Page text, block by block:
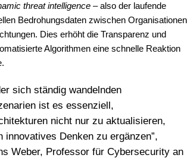
threat intelligence – also der laufende
Bedrohungsdaten zwischen Organisationen
Dies erhöht die Transparenz und
Algorithmen eine schnelle Reaktion
sich ständig wandelnden
ist es essenziell,
nicht nur zu aktualisieren,
innovatives Denken zu ergänzen”,
Weber, Professor für Cybersecurity an